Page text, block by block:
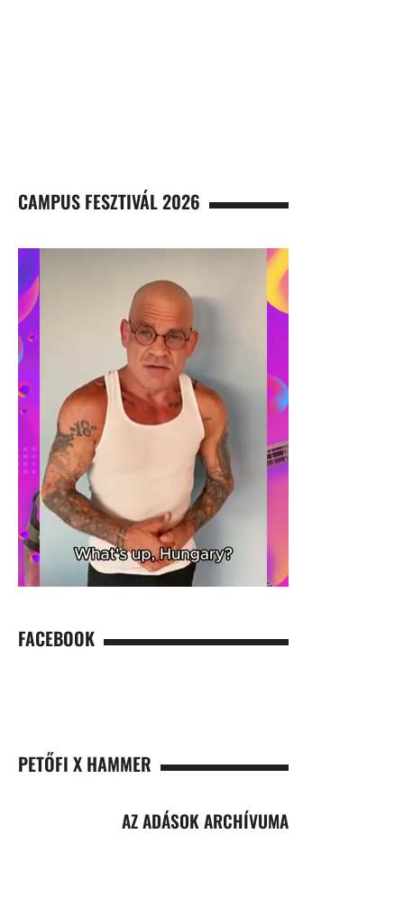
CAMPUS FESZTIVÁL 2026
FACEBOOK
PETŐFI X HAMMER
AZ ADÁSOK ARCHÍVUMA